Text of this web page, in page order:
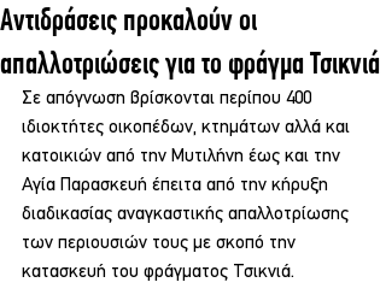
Αντιδράσεις προκαλούν οι
απαλλοτριώσεις για το φράγμα Τσικνιά
Σε απόγνωση βρίσκονται περίπου 400
ιδιοκτήτες οικοπέδων, κτημάτων αλλά και
κατοικιών από την Μυτιλήνη έως και την
Αγία Παρασκευή έπειτα από την κήρυξη
διαδικασίας αναγκαστικής απαλλοτρίωσης
των περιουσιών τους με σκοπό την
κατασκευή του φράγματος Τσικνιά.